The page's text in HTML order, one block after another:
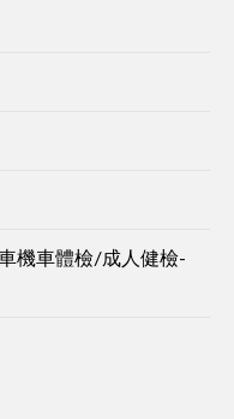
機車體檢/成人健檢-